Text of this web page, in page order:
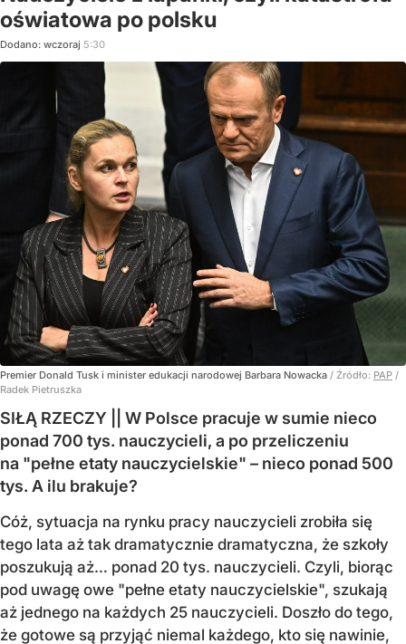
oświatowa po polsku
Dodano: wczoraj 5:30
Premier Donald Tusk i minister edukacji narodowej Barbara Nowacka / Źródło: PAP /
Radek Pietruszka
SIŁĄ RZECZY || W Polsce pracuje w sumie nieco
ponad 700 tys. nauczycieli, a po przeliczeniu
na "pełne etaty nauczycielskie" – nieco ponad 500
tys. A ilu brakuje?
Cóż, sytuacja na rynku pracy nauczycieli zrobiła się
tego lata aż tak dramatycznie dramatyczna, że szkoły
poszukują aż… ponad 20 tys. nauczycieli. Czyli, biorąc
pod uwagę owe "pełne etaty nauczycielskie", szukają
aż jednego na każdych 25 nauczycieli. Doszło do tego,
że gotowe są przyjąć niemal każdego, kto się nawinie,